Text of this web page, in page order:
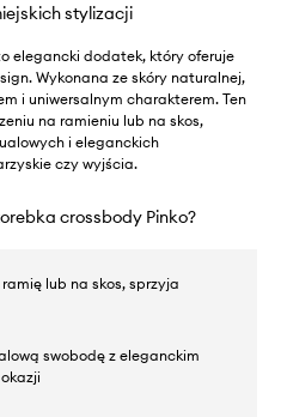
stylizacji
elegancki dodatek, który oferuje
Wykonana ze skóry naturalnej,
i uniwersalnym charakterem. Ten
na ramieniu lub na skos,
i eleganckich
czy wyjścia.
crossbody Pinko?
lub na skos, sprzyja
swobodę z eleganckim